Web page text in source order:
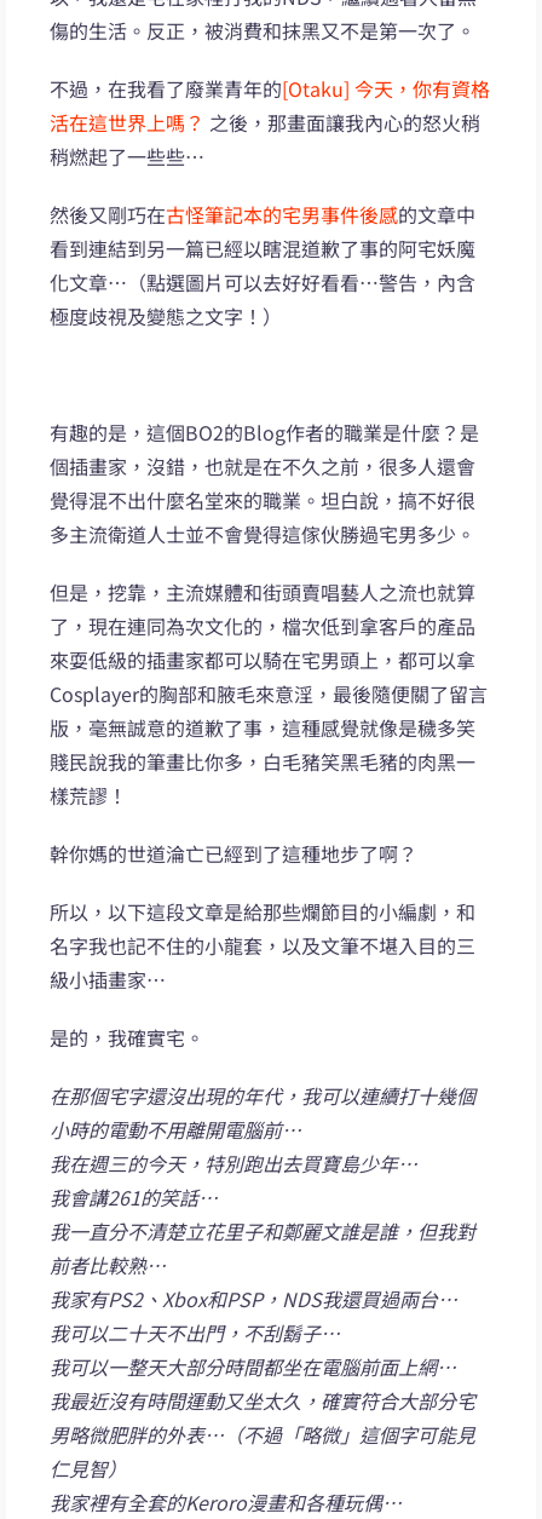
傷的生活。反正，被消費和抹黑又不是第一次了。
不過，在我看了廢業青年的[Otaku] 今天，你有資格
活在這世界上嗎？ 之後，那畫面讓我內心的怒火稍
稍燃起了一些些…
然後又剛巧在古怪筆記本的宅男事件後感的文章中
看到連結到另一篇已經以瞎混道歉了事的阿宅妖魔
化文章…（點選圖片可以去好好看看…警告，內含
極度歧視及變態之文字！）
有趣的是，這個BO2的Blog作者的職業是什麼？是
個插畫家，沒錯，也就是在不久之前，很多人還會
覺得混不出什麼名堂來的職業。坦白說，搞不好很
多主流衛道人士並不會覺得這傢伙勝過宅男多少。
但是，挖靠，主流媒體和街頭賣唱藝人之流也就算
了，現在連同為次文化的，檔次低到拿客戶的產品
來耍低級的插畫家都可以騎在宅男頭上，都可以拿
Cosplayer的胸部和腋毛來意淫，最後隨便關了留言
版，毫無誠意的道歉了事，這種感覺就像是穢多笑
賤民說我的筆畫比你多，白毛豬笑黑毛豬的肉黑一
樣荒謬！
幹你媽的世道淪亡已經到了這種地步了啊？
所以，以下這段文章是給那些爛節目的小編劇，和
名字我也記不住的小龍套，以及文筆不堪入目的三
級小插畫家…
是的，我確實宅。
在那個宅字還沒出現的年代，我可以連續打十幾個
小時的電動不用離開電腦前…
我在週三的今天，特別跑出去買寶島少年…
我會講261的笑話…
我一直分不清楚立花里子和鄭麗文誰是誰，但我對
前者比較熟…
我家有PS2、Xbox和PSP，NDS我還買過兩台…
我可以二十天不出門，不刮鬍子…
我可以一整天大部分時間都坐在電腦前面上網…
我最近沒有時間運動又坐太久，確實符合大部分宅
男略微肥胖的外表…（不過「略微」這個字可能見
仁見智）
我家裡有全套的Keroro漫畫和各種玩偶…